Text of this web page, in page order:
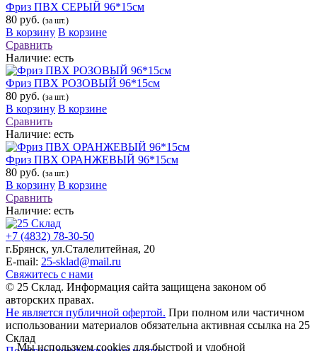
Фриз ПВХ СЕРЫЙ 96*15см
80 руб. (за шт.)
В корзину В корзине
Сравнить
Наличие: есть
Фриз ПВХ РОЗОВЫЙ 96*15см
80 руб. (за шт.)
В корзину В корзине
Сравнить
Наличие: есть
Фриз ПВХ ОРАНЖЕВЫЙ 96*15см
80 руб. (за шт.)
В корзину В корзине
Сравнить
Наличие: есть
+7 (4832) 78-30-50
г.Брянск, ул.Сталелитейная, 20
E-mail: 25-sklad@mail.ru
Свяжитесь с нами
© 25 Склад. Информация сайта защищена законом об
авторских правах.
Не является публичной офертой. При полном или частичном
использовании материалов обязательна активная ссылка на 25
Склад
Мы используем cookies для быстрой и удобной